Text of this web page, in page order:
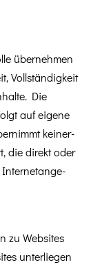
übernehmen
Voll­ständigkeit
Die
auf eigene
kein­er­
die direkt oder
Inter­ne­tange­
zu Web­sites
unter­liegen